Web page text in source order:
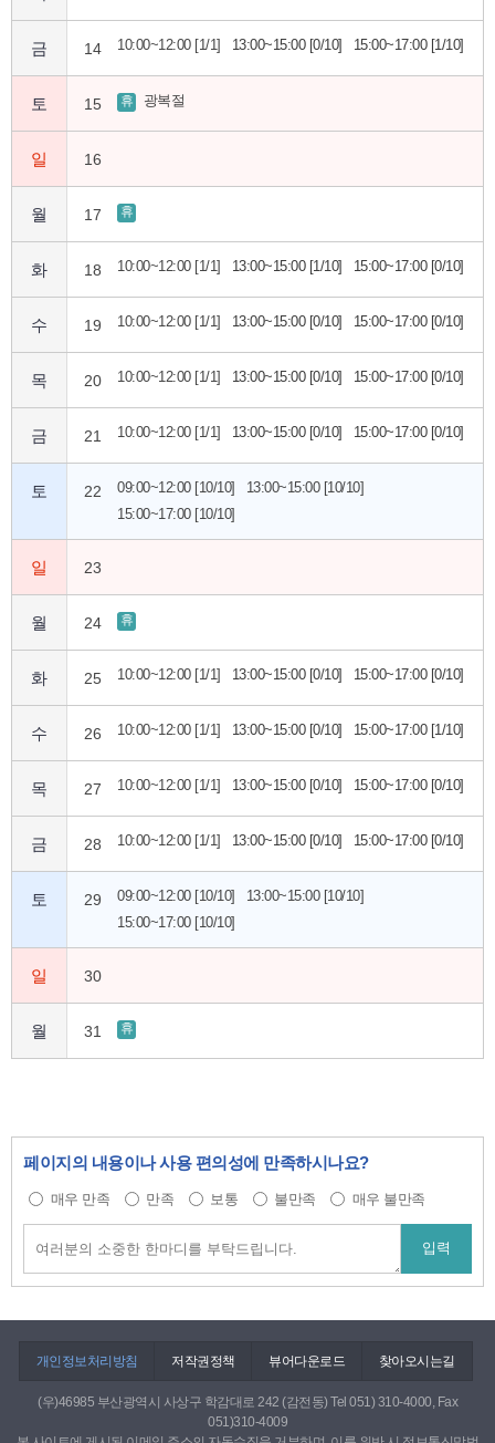
금 14 10:00~12:00 [1/1] 13:00~15:00 [0/10] 15:00~17:00 [1/10]
토 15 휴 광복절
일 16
월 17 휴
화 18 10:00~12:00 [1/1] 13:00~15:00 [1/10] 15:00~17:00 [0/10]
수 19 10:00~12:00 [1/1] 13:00~15:00 [0/10] 15:00~17:00 [0/10]
목 20 10:00~12:00 [1/1] 13:00~15:00 [0/10] 15:00~17:00 [0/10]
금 21 10:00~12:00 [1/1] 13:00~15:00 [0/10] 15:00~17:00 [0/10]
토 22 09:00~12:00 [10/10]
13:00~15:00 [10/10]
15:00~17:00 [10/10]
일 23
월 24 휴
화 25 10:00~12:00 [1/1] 13:00~15:00 [0/10] 15:00~17:00 [0/10]
수 26 10:00~12:00 [1/1] 13:00~15:00 [0/10] 15:00~17:00 [1/10]
목 27 10:00~12:00 [1/1] 13:00~15:00 [0/10] 15:00~17:00 [0/10]
금 28 10:00~12:00 [1/1] 13:00~15:00 [0/10] 15:00~17:00 [0/10]
토 29 09:00~12:00 [10/10]
13:00~15:00 [10/10]
15:00~17:00 [10/10]
일 30
월 31 휴
페이지의 내용이나 사용 편의성에 만족하시나요?
매우 만족 만족 보통 불만족 매우 불만족
개인정보처리방침 저작권정책 뷰어다운로드 찾아오시는길
(우)46985 부산광역시 사상구 학감대로 242 (감전동) Tel 051) 310-4000, Fax
051)310-4009